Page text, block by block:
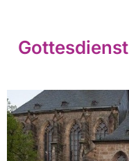
Gottesdienst